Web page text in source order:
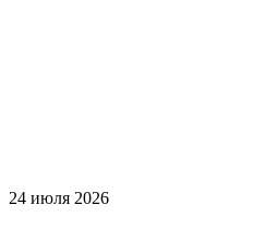
24 июля 2026